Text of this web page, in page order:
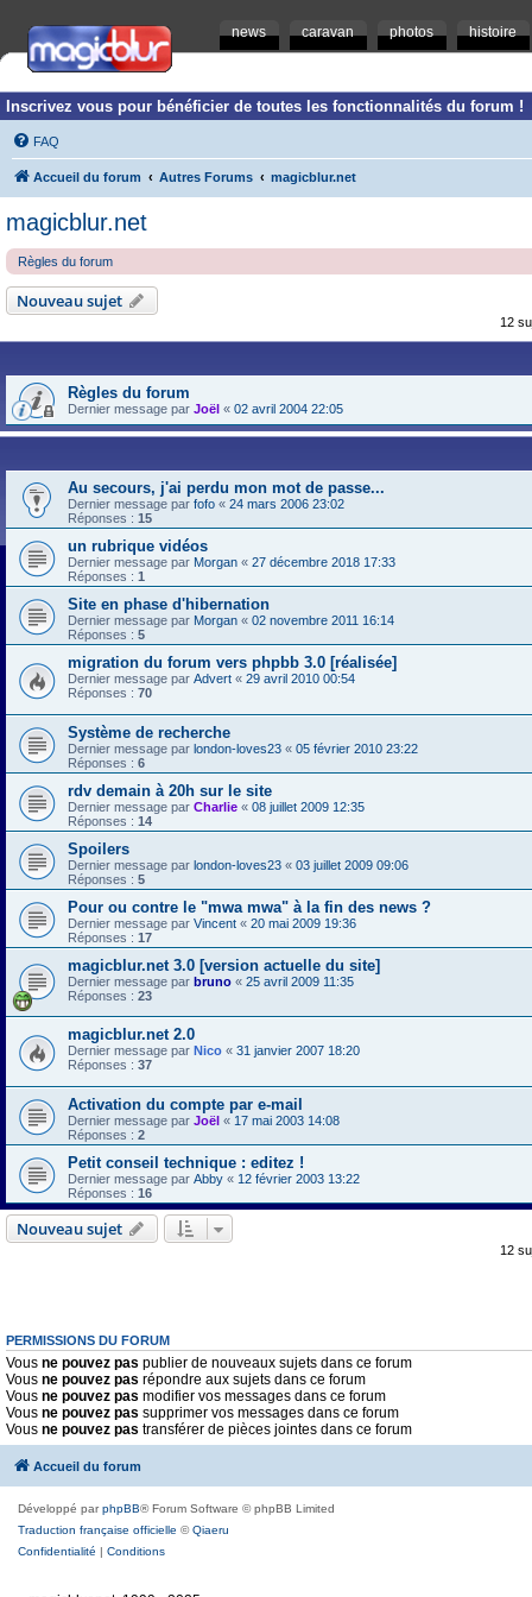
news caravan photos histoire
Inscrivez vous pour bénéficier de toutes les fonctionnalités du forum !
FAQ
Accueil du forum Autres Forums magicblur.net
magicblur.net
Règles du forum
Nouveau sujet
12
Règles du forum
Dernier message par Joël « 02 avril 2004 22:05
Au secours, j'ai perdu mon mot de passe...
Dernier message par fofo « 24 mars 2006 23:02
Réponses : 15
un rubrique vidéos
Dernier message par Morgan « 27 décembre 2018 17:33
Réponses : 1
Site en phase d'hibernation
Dernier message par Morgan « 02 novembre 2011 16:14
Réponses : 5
migration du forum vers phpbb 3.0 [réalisée]
Dernier message par Advert « 29 avril 2010 00:54
Réponses : 70
Système de recherche
Dernier message par london-loves23 « 05 février 2010 23:22
Réponses : 6
rdv demain à 20h sur le site
Dernier message par Charlie « 08 juillet 2009 12:35
Réponses : 14
Spoilers
Dernier message par london-loves23 « 03 juillet 2009 09:06
Réponses : 5
Pour ou contre le "mwa mwa" à la fin des news ?
Dernier message par Vincent « 20 mai 2009 19:36
Réponses : 17
magicblur.net 3.0 [version actuelle du site]
Dernier message par bruno « 25 avril 2009 11:35
Réponses : 23
magicblur.net 2.0
Dernier message par Nico « 31 janvier 2007 18:20
Réponses : 37
Activation du compte par e-mail
Dernier message par Joël « 17 mai 2003 14:08
Réponses : 2
Petit conseil technique : editez !
Dernier message par Abby « 12 février 2003 13:22
Réponses : 16
Nouveau sujet
12
PERMISSIONS DU FORUM
Vous ne pouvez pas publier de nouveaux sujets dans ce forum
Vous ne pouvez pas répondre aux sujets dans ce forum
Vous ne pouvez pas modifier vos messages dans ce forum
Vous ne pouvez pas supprimer vos messages dans ce forum
Vous ne pouvez pas transférer de pièces jointes dans ce forum
Accueil du forum
Développé parphpBB® Forum Software © phpBB Limited
Traduction française officielle ©Qiaeru
Confidentialité | Conditions